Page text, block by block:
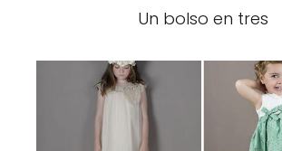
Un bolso en tres